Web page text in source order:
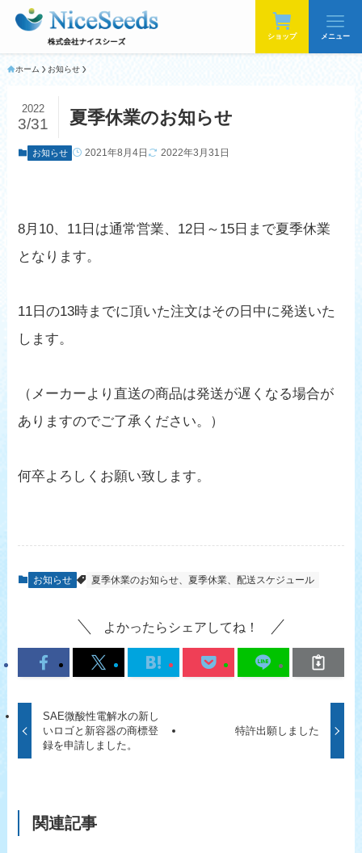
ショップ メニュー
ホーム お知らせ
夏季休業のお知らせ
2022
3/31
お知らせ 2021年8月4日 2022年3月31日
8月10、11日は通常営業、12日～15日まで夏季休業
となります。
11日の13時までに頂いた注文はその日中に発送いた
します。
（メーカーより直送の商品は発送が遅くなる場合が
ありますのでご了承ください。）
何卒よろしくお願い致します。
お知らせ 夏季休業のお知らせ、夏季休業、配送スケジュール
よかったらシェアしてね！
SAE微酸性電解水の新し
いロゴと新容器の商標登
録を申請しました。
特許出願しました
関連記事